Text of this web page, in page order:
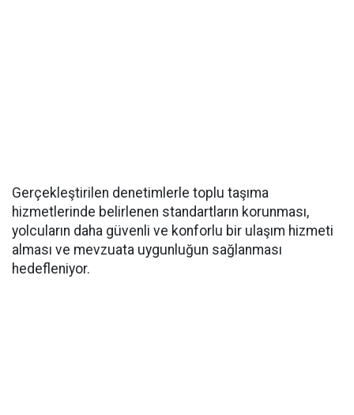
Gerçekleştirilen denetimlerle toplu taşıma
hizmetlerinde belirlenen standartların korunması,
yolcuların daha güvenli ve konforlu bir ulaşım hizmeti
alması ve mevzuata uygunluğun sağlanması
hedefleniyor.